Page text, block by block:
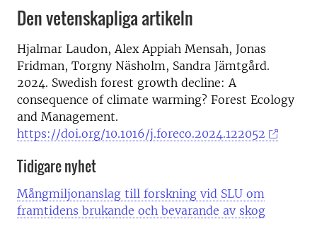
Den vetenskapliga artikeln
Hjalmar Laudon, Alex Appiah Mensah, Jonas
Fridman, Torgny Näsholm, Sandra Jämtgård.
2024. Swedish forest growth decline: A
consequence of climate warming? Forest Ecology
and Management.
https://doi.org/10.1016/j.foreco.2024.122052
Tidigare nyhet
Mångmiljonanslag till forskning vid SLU om
framtidens brukande och bevarande av skog